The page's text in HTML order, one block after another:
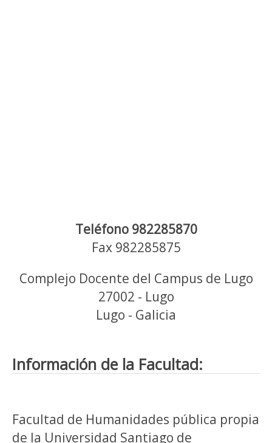
Teléfono 982285870
Fax 982285875
Complejo Docente del Campus de Lugo
27002 - Lugo
Lugo - Galicia
Información de la Facultad:
Facultad de Humanidades pública propia
de la Universidad Santiago de